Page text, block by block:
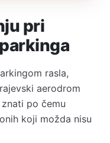
pri
rasla,
aerodrom
po čemu
koji možda nisu